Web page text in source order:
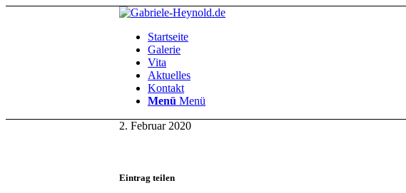
Startseite
Galerie
Vita
Aktuelles
Kontakt
Menü Menü
2. Februar 2020
Eintrag teilen